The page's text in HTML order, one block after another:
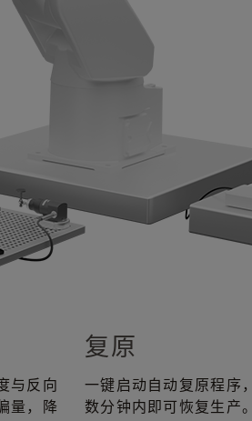
与反向
量，降
复原
一键启动自动复原程序
数分钟内即可恢复生产。